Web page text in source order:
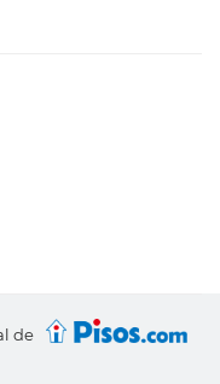
de